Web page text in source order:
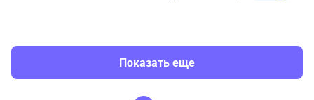
Показать еще